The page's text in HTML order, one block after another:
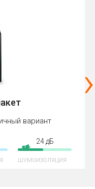
вариант
24 дБ
ШУМОИЗОЛЯЦИЯ
›